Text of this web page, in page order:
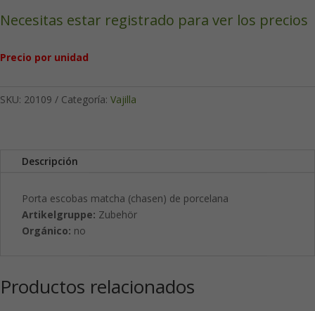
Necesitas estar registrado para ver los precios
Precio por unidad
SKU: 20109 Categoría: Vajilla
Descripción
Porta escobas matcha (chasen) de porcelana
Artikelgruppe: Zubehör
Orgánico: no
Productos relacionados